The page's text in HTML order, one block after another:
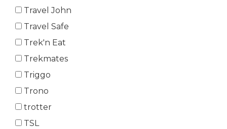
Travel John
Travel Safe
Trek'n Eat
Trekmates
Triggo
Trono
trotter
TSL